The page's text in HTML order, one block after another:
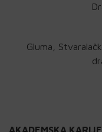
Gluma,
AKADEMSKA